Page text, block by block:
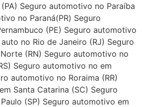
Seguro automotivo no Paraíba
no Paraná(PR) Seguro
(PE) Seguro automotivo
no Rio de Janeiro (RJ) Seguro
(RN) Seguro automotivo no
Seguro automotivo no em
automotivo no Roraima (RR)
Santa Catarina (SC) Seguro
(SP) Seguro automotivo em